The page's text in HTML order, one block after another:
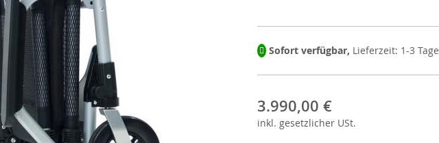
Sofort verfügbar, Lieferzeit: 1-3 Tage
3.990,00 €
inkl. gesetzlicher USt.